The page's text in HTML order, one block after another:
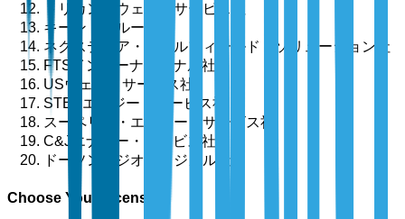
トリカン・ウェル・サービス社
キーン・グループ
ネクスティア・オイルフィールド・ソリューション社
FTSインターナショナル社
USウェル・サービス社
STEPエナジー・サービス社
スーペリア・エナジー・サービス社
C&Jエナジー・サービス社
ドーソン・ジオフィジカル社
Choose Your License